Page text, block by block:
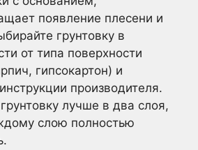
появление плесени и
грунтовку в
от типа поверхности
гипсокартон) и
производителя.
лучше в два слоя,
слою полностью